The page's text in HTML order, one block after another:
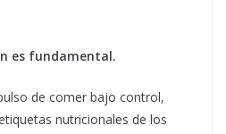
es fundamental.
de comer bajo control,
nutricionales de los